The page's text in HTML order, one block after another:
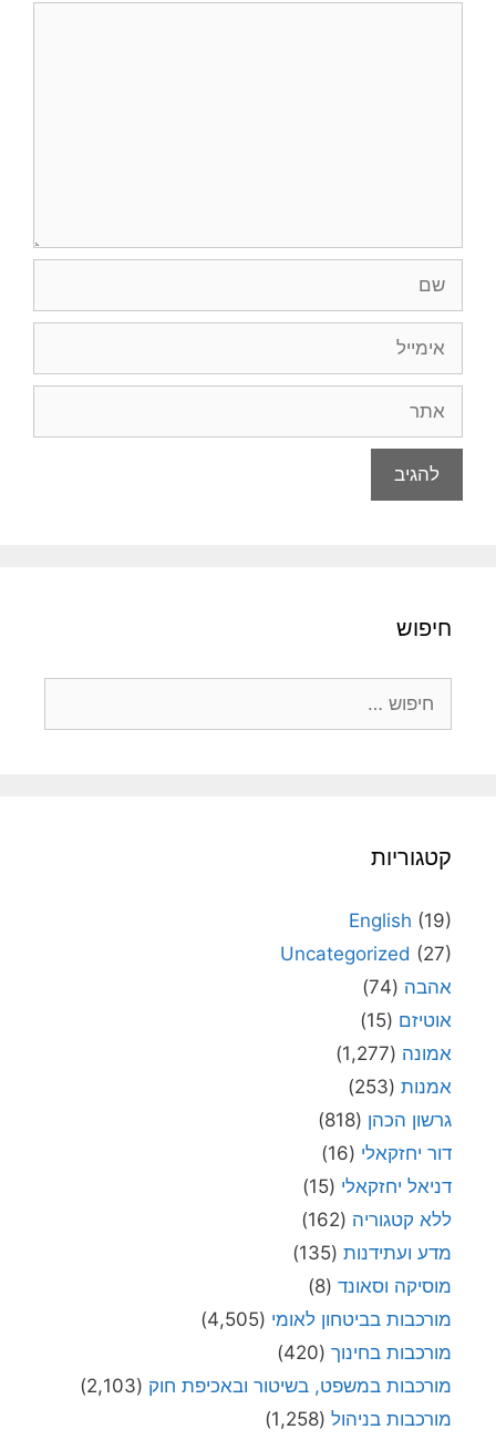
חיפוש
קטגוריות
English (19)
Uncategorized (27)
אהבה (74)
אוטיזם (15)
אמונה (1,277)
אמנות (253)
גרשון הכהן (818)
דור יחזקאלי (16)
דניאל יחזקאלי (15)
ללא קטגוריה (162)
מדע ועתידנות (135)
מוסיקה וסאונד (8)
מורכבות בביטחון לאומי (4,505)
מורכבות בחינוך (420)
מורכבות במשפט, בשיטור ובאכיפת חוק (2,103)
מורכבות בניהול (1,258)